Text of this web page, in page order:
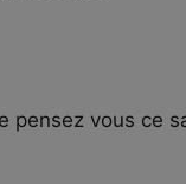
pensez vous ce